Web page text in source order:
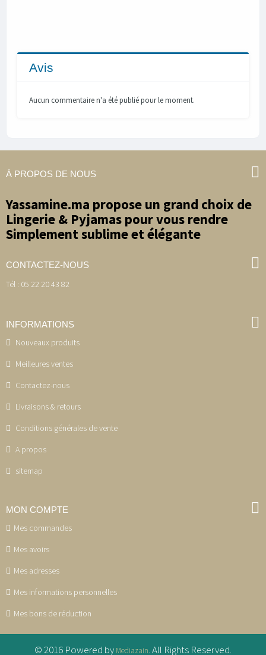
Avis
Aucun commentaire n'a été publié pour le moment.
À PROPOS DE NOUS
Yassamine.ma propose un grand choix de
Lingerie & Pyjamas pour vous rendre
Simplement sublime et élégante
CONTACTEZ-NOUS
Tél : 05 22 20 43 82
INFORMATIONS
Nouveaux produits
Meilleures ventes
Contactez-nous
Livraisons & retours
Conditions générales de vente
A propos
sitemap
MON COMPTE
Mes commandes
Mes avoirs
Mes adresses
Mes informations personnelles
Mes bons de réduction
© 2016 Powered by Mediazain. All Rights Reserved.